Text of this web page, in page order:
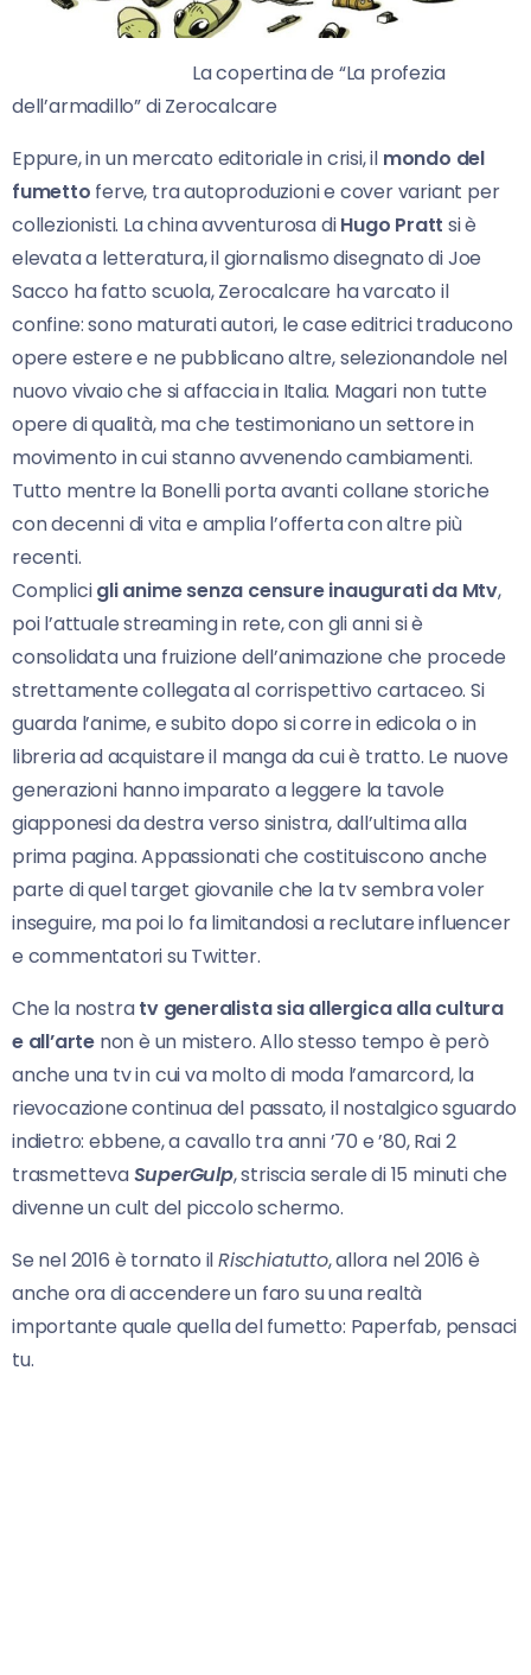
La copertina de “La profezia
dell’armadillo” di Zerocalcare
Eppure, in un mercato editoriale in crisi, il mondo del
fumetto ferve, tra autoproduzioni e cover variant per
collezionisti. La china avventurosa diHugo Pratt si è
elevata a letteratura, il giornalismo disegnato di Joe
Sacco ha fatto scuola, Zerocalcare ha varcato il
confine: sono maturati autori, le case editrici traducono
opere estere e ne pubblicano altre, selezionandole nel
nuovo vivaio che si affaccia in Italia. Magari non tutte
opere di qualità, ma che testimoniano un settore in
movimento in cui stanno avvenendo cambiamenti.
Tutto mentre la Bonelli porta avanti collane storiche
con decenni di vita e amplia l’offerta con altre più
recenti.
Complicigli anime senza censure inaugurati da Mtv,
poi l’attuale streaming in rete, con gli anni si è
consolidata una fruizione dell’animazione che procede
strettamente collegata al corrispettivo cartaceo. Si
guarda l’anime, e subito dopo si corre in edicola o in
libreria ad acquistare il manga da cui è tratto. Le nuove
generazioni hanno imparato a leggere la tavole
giapponesi da destra verso sinistra, dall’ultima alla
prima pagina. Appassionati che costituiscono anche
parte di quel target giovanile che la tv sembra voler
inseguire, ma poi lo fa limitandosi a reclutare influencer
e commentatori su Twitter.
Che la nostratv generalista sia allergica alla cultura
e all’arte non è un mistero. Allo stesso tempo è però
anche una tv in cui va molto di moda l’amarcord, la
rievocazione continua del passato, il nostalgico sguardo
indietro: ebbene, a cavallo tra anni ’70 e ’80, Rai 2
trasmettevaSuperGulp, striscia serale di 15 minuti che
divenne un cult del piccolo schermo.
Se nel 2016 è tornato ilRischiatutto, allora nel 2016 è
anche ora di accendere un faro su una realtà
importante quale quella del fumetto: Paperfab, pensaci
tu.